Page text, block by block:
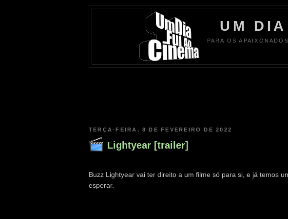
UM
PARA OS
TERÇA-FEIRA, 8 DE FEVEREIRO DE 2022
Lightyear [trailer]
Buzz Lightyear vai ter direito a um filme só para si, e já temos
esperar.